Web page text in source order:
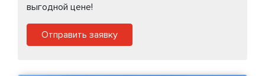
выгодной цене!
Отправить заявку